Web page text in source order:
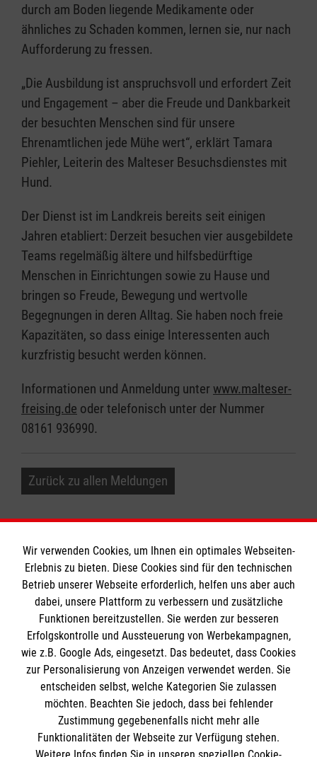
durch am Boden liegende Medikamente oder
ähnliches zu Schaden kommen, lernen sie, nur nach
Aufforderung zu fressen.
„Die Ausbildung ist anspruchsvoll und erfordert Zeit
und Engagement – aber die Freude und Dankbarkeit
der besuchten Menschen sind für unsere
Ehrenamtlichen jede Mühe wert“, erklärt Tamara
Piehler, Leiterin des Malteser Besuchsdienstes mit
Hund.
Der Dienst ist im Landkreis bereits seit einigen
Jahren etabliert: Derzeit besuchen vier ausgebildete
Teams regelmäßig ältere und hilfsbedürftige
Menschen in Einrichtungen sowie zu Hause und
bringen so Freude, Bewegung und wertvolle
Begegnungen in deren Alltag. Sie haben noch freie
Kapazitäten, so dass einige Interessenten auch
kurzfristig besucht werden können.
Informationen und Anmeldung unter www.malteser-
freising.de oder telefonisch unter der Nummer
08161 936990.
Zurück zu allen Meldungen
Informationen
Impressum
Datenschutz
Kontakt
Barrierefreiheit
Die Malteser
Malteser in Deutschland
Malteserorden
Spendenkonto
Wir verwenden Cookies, um Ihnen ein optimales Webseiten-
Erlebnis zu bieten. Diese Cookies sind für den technischen
Betrieb unserer Webseite erforderlich, helfen uns aber auch
dabei, unsere Plattform zu verbessern und zusätzliche
Funktionen bereitzustellen. Sie werden zur besseren
Erfolgskontrolle und Aussteuerung von Werbekampagnen,
wie z.B. Google Ads, eingesetzt. Das bedeutet, dass Cookies
zur Personalisierung von Anzeigen verwendet werden. Sie
entscheiden selbst, welche Kategorien Sie zulassen
möchten. Beachten Sie jedoch, dass bei fehlender
Zustimmung gegebenenfalls nicht mehr alle
Funktionalitäten der Webseite zur Verfügung stehen.